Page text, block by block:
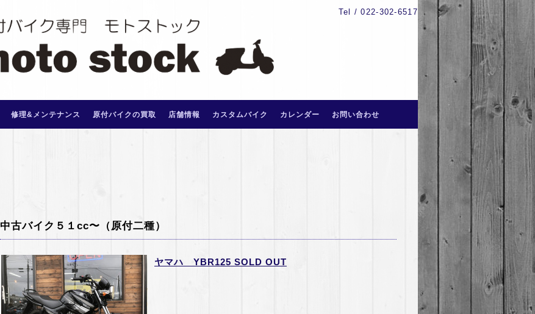
Tel / 022-302-6517
修理&メンテナンス 原付バイクの買取 店舗情報 カスタムバイク カレンダー お問い合わせ
中古バイク５１cc〜（原付二種）
ヤマハ YBR125 SOLD OUT